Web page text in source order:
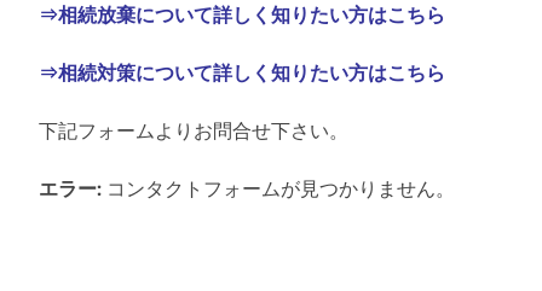
⇒相続放棄について詳しく知りたい方はこちら
⇒相続対策について詳しく知りたい方はこちら
下記フォームよりお問合せ下さい。
エラー: コンタクトフォームが見つかりません。